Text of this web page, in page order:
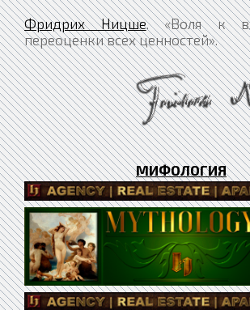
Фридрих Ницше. «Воля к
переоценки всех ценностей».
МИФОЛОГИЯ